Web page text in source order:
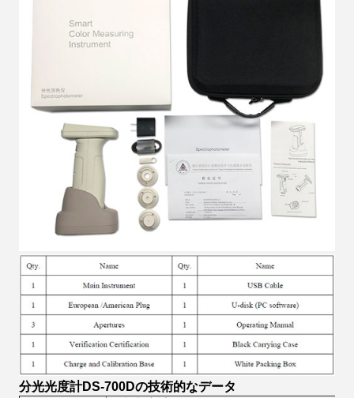
分光光度計DS-700Dの技術的なデータ